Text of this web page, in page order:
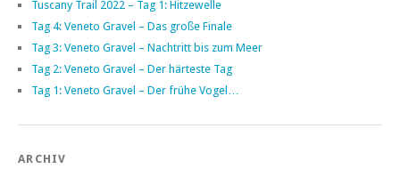
Tuscany Trail 2022 – Tag 1: Hitzewelle
Tag 4: Veneto Gravel – Das große Finale
Tag 3: Veneto Gravel – Nachtritt bis zum Meer
Tag 2: Veneto Gravel – Der härteste Tag
Tag 1: Veneto Gravel – Der frühe Vogel…
ARCHIV